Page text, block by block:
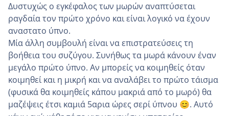
Δυστυχώς ο εγκέφαλος των μωρών αναπτύσεται
ραγδαία τον πρώτο χρόνο και είναι λογικό να έχουν
αναστατο ύπνο.
Μία άλλη συμβουλή είναι να επιστρατεύσεις τη
βοήθεια του συζύγου. Συνήθως τα μωρά κάνουν έναν
μεγάλο πρώτο ύπνο. Αν μπορείς να κοιμηθείς όταν
κοιμηθεί και η μικρή και να αναλάβει το πρώτο τάισμα
(φυσικά θα κοιμηθείς κάπου μακριά από το μωρό) θα
μαζέψεις έτσι καμιά 5αρια ώρες σερί ύπνου 😊. Αυτό